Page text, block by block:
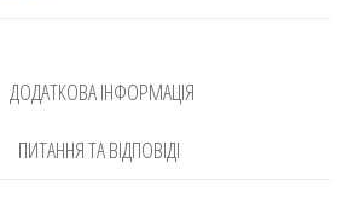
ДОДАТКОВА ІНФОРМАЦІЯ
ПИТАННЯ ТА ВІДПОВІДІ